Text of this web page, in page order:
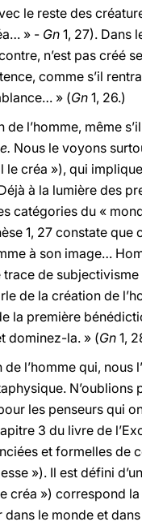
le reste des
» - Gn 1, 27). Dans
n’est pas créé
comme s’il
» (Gn 1, 26.)
l’homme, même
Nous le voyons
le créa »), qui
à la lumière des
catégories du «
1, 27 constate
à son image…
de
de la création de
la première
dominez-la. » (Gn 1,
l’homme qui,
N’oublions
les penseurs qui
3 du livre de
et formelles de
»). Il est défini
créa ») correspond
le monde et